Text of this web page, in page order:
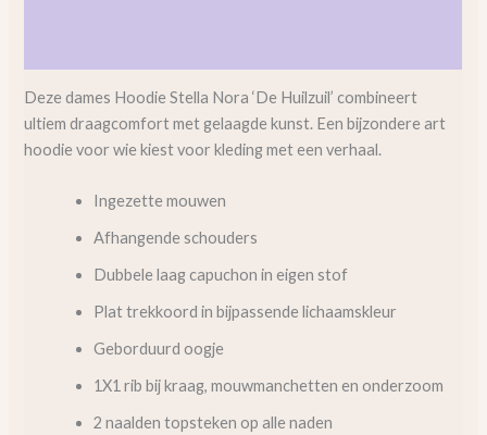
Deze dames Hoodie Stella Nora ‘De Huilzuil’ combineert
ultiem draagcomfort met gelaagde kunst. Een bijzondere art
hoodie voor wie kiest voor kleding met een verhaal.
Ingezette mouwen
Afhangende schouders
Dubbele laag capuchon in eigen stof
Plat trekkoord in bijpassende lichaamskleur
Geborduurd oogje
1X1 rib bij kraag, mouwmanchetten en onderzoom
2 naalden topsteken op alle naden